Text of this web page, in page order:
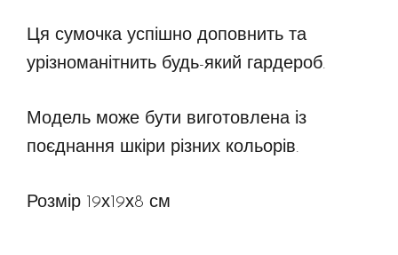
Ця сумочка успішно доповнить та
урізноманітнить будь-який гардероб.
Модель може бути виготовлена із
поєднання шкіри різних кольорів.
Розмір 19х19х8 см